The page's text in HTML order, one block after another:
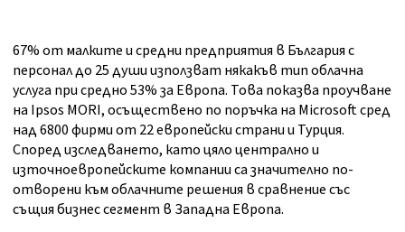
67% от малките и средни предприятия в България с
персонал до 25 души използват някакъв тип облачна
услуга при средно 53% за Европа. Това показва проучване
на Ipsos MORI, осъществено по поръчка на Microsoft сред
над 6800 фирми от 22 европейски страни и Турция.
Според изследването, като цяло централно и
източноевропейските компании са значително по-
отворени към облачните решения в сравнение със
същия бизнес сегмент в Западна Европа.